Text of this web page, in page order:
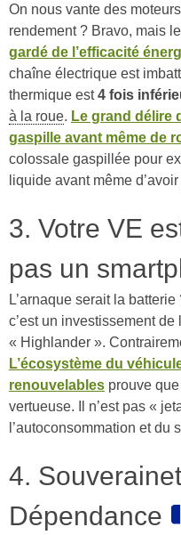
On nous vante des
rendement ? Bravo, mais le
gardé de l’efficacité
chaîne électrique est
thermique est4 fois
à la roue. Le grand délire
gaspille avant même de
colossale gaspillée pour
liquide avant même
3. Votre VE
pas un
L’arnaque serait la
c’est un investissement
« Highlander ».
L’écosystème du
renouvelables prouve
vertueuse. Il n’est pas «
l’autoconsommation et du
4.
Dépendance